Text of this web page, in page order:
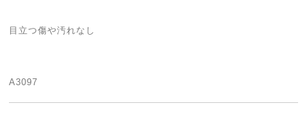
目立つ傷や汚れなし
A3097